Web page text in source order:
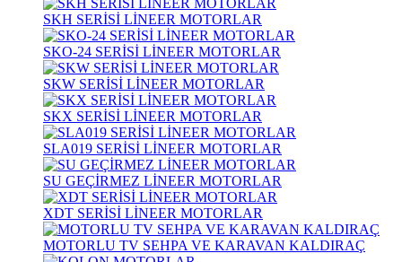
SKH SERİSİ LİNEER MOTORLAR
SKO-24 SERİSİ LİNEER MOTORLAR
SKW SERİSİ LİNEER MOTORLAR
SKX SERİSİ LİNEER MOTORLAR
SLA019 SERİSİ LİNEER MOTORLAR
SU GEÇİRMEZ LİNEER MOTORLAR
XDT SERİSİ LİNEER MOTORLAR
MOTORLU TV SEHPA VE KARAVAN KALDIRAÇ